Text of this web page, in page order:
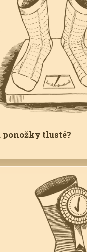
ponožky tlusté?